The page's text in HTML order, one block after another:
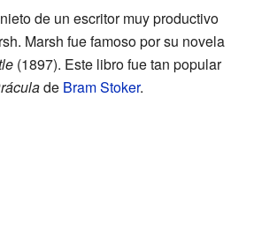
de un escritor muy productivo
Marsh fue famoso por su novela
(1897). Este libro fue tan popular
de Bram Stoker.